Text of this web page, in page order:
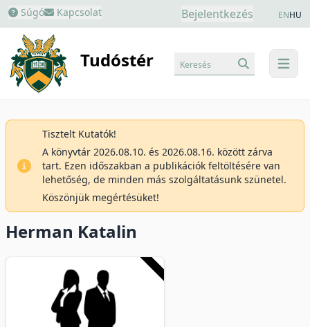
Súgó Kapcsolat Bejelentkezés ENHU
Tudóstér menu
Keresés
Tisztelt Kutatók!
A könyvtár 2026.08.10. és 2026.08.16. között zárva
tart. Ezen időszakban a publikációk feltöltésére van
lehetőség, de minden más szolgáltatásunk szünetel.
Köszönjük megértésüket!
Herman Katalin